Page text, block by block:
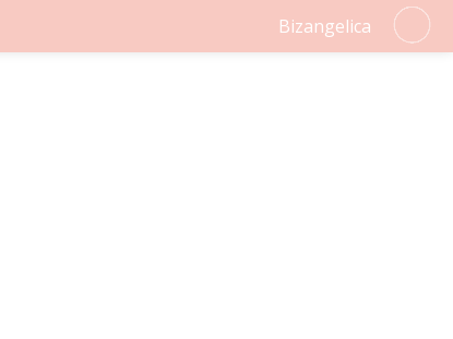
Bizangelica